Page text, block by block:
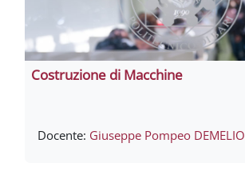
Costruzione di Macchine
Docente: Giuseppe Pompeo DEMELIO